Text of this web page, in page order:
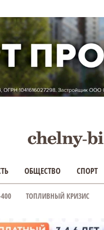
ОБЩЕСТВО СПОРТ
ТОПЛИВНЫЙ КРИЗИС